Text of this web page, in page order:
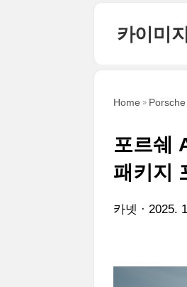
카이미
Home Porsche
포르쉐
패키지
카넷 2025.